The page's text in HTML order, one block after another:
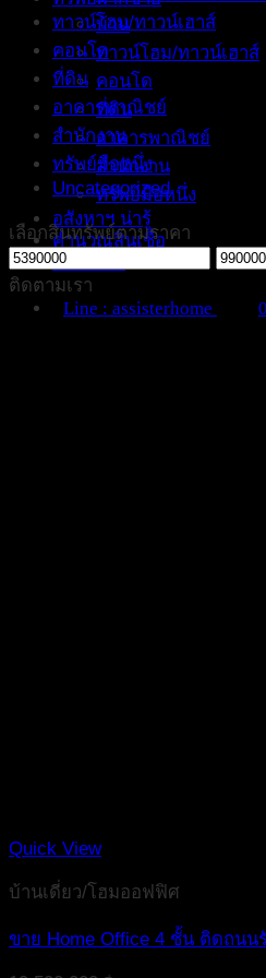
บ้าน
ทาวน์โฮม/ทาวน์เฮาส์
คอนโด
ที่ดิน
อาคารพาณิชย์
สำนักงาน
ทรัพย์มือหนึ่ง
อสังหาฯ น่ารู้
คำนวณสินเชื่อ
ติดต่อเรา
Line : assisterhome
ทาวน์โฮม/ทาวน์เฮาส์
คอนโด
ที่ดิน
อาคารพาณิชย์
สำนักงาน
ทรัพย์มือหนึ่ง
Uncategorized
เลือกสินทรัพย์ตามราคา
Min
price
Max
ติดตามเรา
Quick View
บ้านเดี่ยว/โฮมออฟฟิศ
ขาย Home Office 4 ชั้น ติดถนน